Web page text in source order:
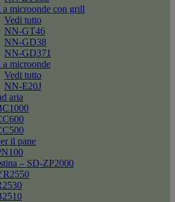
a microonde con grill
Vedi tutto
NN-GT46
NN-GD38
NN-GD371
a microonde
Vedi tutto
NN-E20J
aria
il pane
– SD-ZP2000